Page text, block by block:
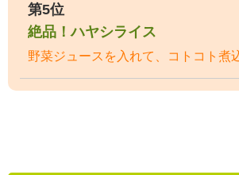
第5位
絶品！ハヤシライス
野菜ジュースを入れて、コトコト煮